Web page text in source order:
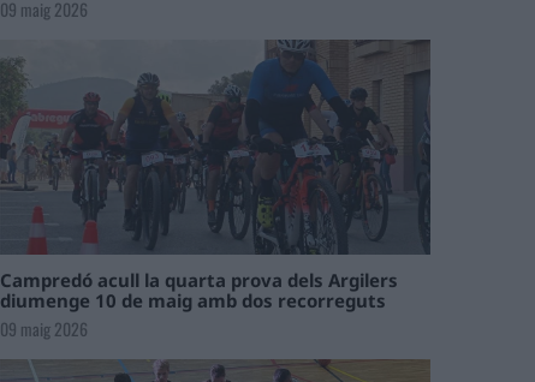
09 maig 2026
Campredó acull la quarta prova dels Argilers
diumenge 10 de maig amb dos recorreguts
09 maig 2026